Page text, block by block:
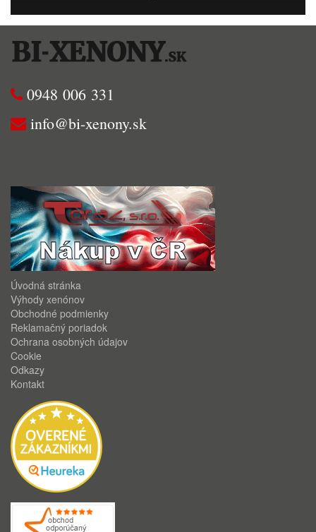
0948 006 331
info@bi-xenony.sk
Úvodná stránka
Výhody xenónov
Obchodné podmienky
Reklamačný poriadok
Ochrana osobných údajov
Cookie
Odkazy
Kontakt